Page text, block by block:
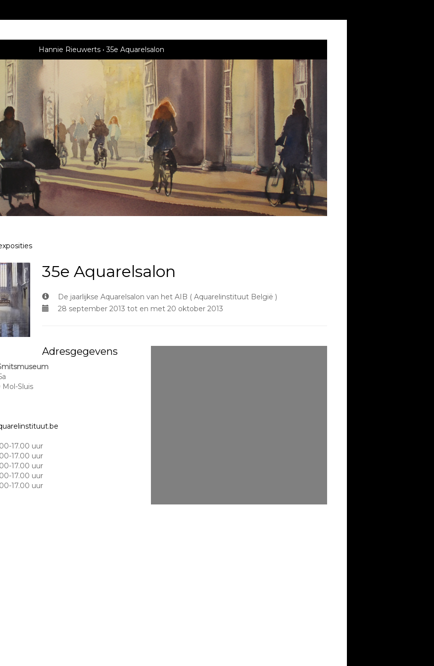
Hannie Rieuwerts 35e Aquarelsalon
35e Aquarelsalon
De jaarlijkse Aquarelsalon van het AIB ( Aquarelinstituut België )
28 september 2013 tot en met 20 oktober 2013
Adresgegevens
Sluis
17.00 uur
17.00 uur
17.00 uur
17.00 uur
17.00 uur